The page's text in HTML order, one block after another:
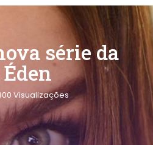
série da
Visualizações